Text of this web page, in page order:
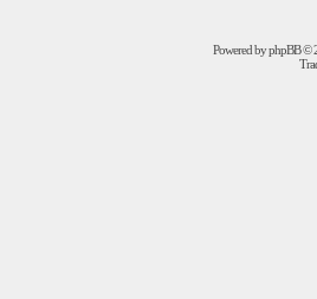
Powered byphpBB©